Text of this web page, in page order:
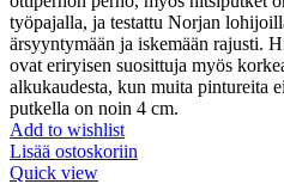
työpajalla, ja testattu Norjan
ärsyyntymään ja iskemään rajusti.
ovat eriryisen suosittuja myös
alkukaudesta, kun muita pintureita
putkella on noin 4 cm.
Add to wishlist
Lisää ostoskoriin
Quick view